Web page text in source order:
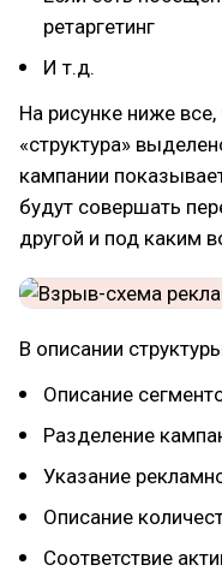
ретаргетинг
И т.д.
На рисунке ниже
«структура»
кампании
будут совершать
другой и под каким
В описании
Описание
Разделение
Указание
Описание
Соответствие